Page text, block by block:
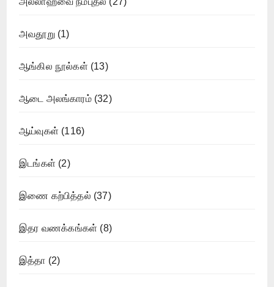
அவதூறு (1)
ஆங்கில நூல்கள் (13)
ஆடை அலங்காரம்(32)
ஆய்வுகள் (116)
இடங்கள் (2)
இணை கற்பித்தல் (37)
இதர வணக்கங்கள் (8)
இத்தா (2)